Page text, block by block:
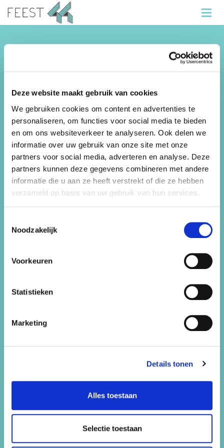
Deze website maakt gebruik van cookies
We gebruiken cookies om content en advertenties te
personaliseren, om functies voor social media te bieden
en om ons websiteverkeer te analyseren. Ook delen we
informatie over uw gebruik van onze site met onze
partners voor social media, adverteren en analyse. Deze
partners kunnen deze gegevens combineren met andere
informatie die u aan ze heeft verstrekt of die ze hebben
verzameld op basis van uw gebruik van hun services.
Noodzakelijk
Voorkeuren
Statistieken
Marketing
Details tonen
Alles toestaan
Selectie toestaan
vrijgezellenfeestjes en bedrijfuitjes! Wij beschikken
Heemstede, Hillegom en Lisse.
Feest44 is onderdeel van Sportfondsen
Haarlemmermeer B.V.
Sitemap
Kinderfeestjes
Vrijgezellenfeestjes
Snorkelen
Contact
Feest 44
2134 AB Hoofddorp